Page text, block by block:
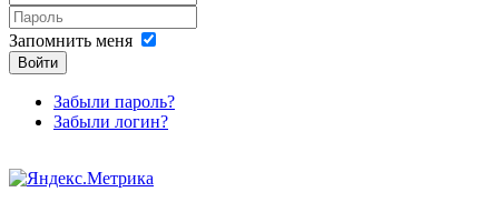
Запомнить меня
Войти
Забыли пароль?
Забыли логин?